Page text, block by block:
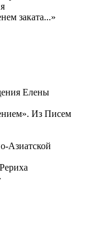
заката...»
Елены
Из Писем
Азиатской